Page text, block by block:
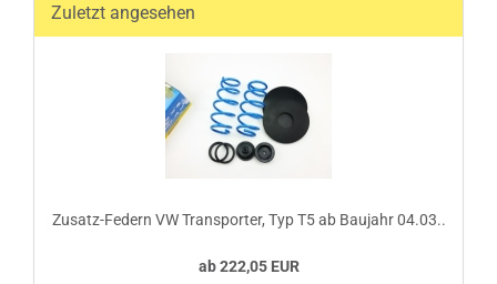
Zuletzt angesehen
Zusatz-Federn VW Transporter, Typ T5 ab Baujahr 04.03..
ab 222,05 EUR